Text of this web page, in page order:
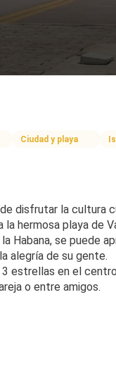
Ciudad y playa
disfrutar la cultura
hermosa playa de
Habana, se puede
alegría de su gente.
estrellas en el
o entre amigos.